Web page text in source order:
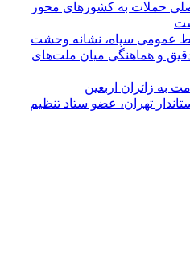
اصلی حملات به کشورهای محور
عمومی سپاه، نشانه‌ وحشت
دقیق و هماهنگی میان ملت‌های
تهران، عضو ستاد تنظیم